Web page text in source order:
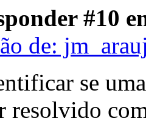
#10
de:
se
resolvido